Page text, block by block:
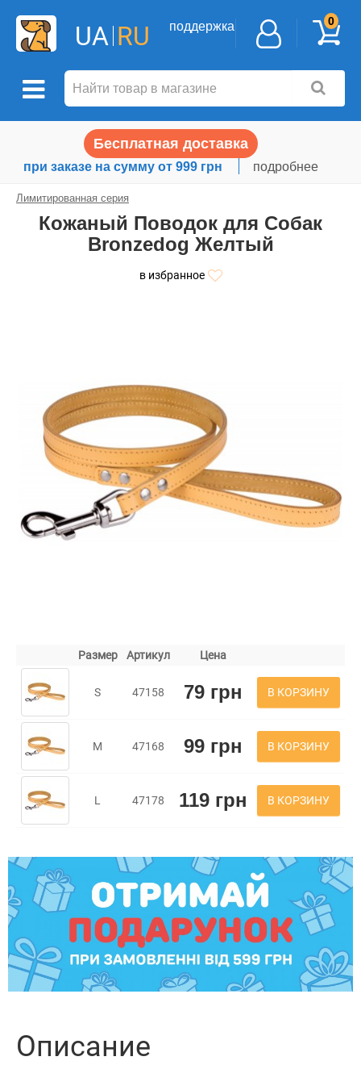
UA RU поддержка 0
Бесплатная доставка
при заказе на сумму от 999 грн подробнее
Лимитированная серия
Кожаный Поводок для Собак
Bronzedog Желтый
в избранное
Размер Артикул Цена
S 47158 79 грн В КОРЗИНУ
M 47168 99 грн В КОРЗИНУ
L 47178 119 грн В КОРЗИНУ
Описание